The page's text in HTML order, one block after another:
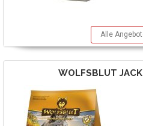
Alle
WOLFSBLUT